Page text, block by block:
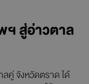
ฯ สู่อ่าวตาล
คู่ จังหวัดตราด ได้